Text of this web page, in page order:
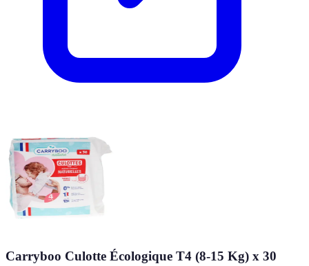
Carryboo Culotte Écologique T4 (8-15 Kg) x 30